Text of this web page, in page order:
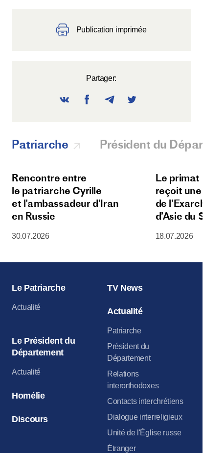
Publication imprimée
Partager:
Patriarche Président du
Rencontre entre
le patriarche Cyrille
et l’ambassadeur d’Iran
en Russie
30.07.2026
Le primat
reçoit
de
d’Asie du
18.07.2026
Le Patriarche
Actualité
Le Président du
Département
Actualité
Homélie
Discours
TV News
Actualité
Patriarche
Président du
Département
Relations
interorthodoxes
Contacts interchrétiens
Dialogue interreligieux
Unité de l'Église russe
Étranger